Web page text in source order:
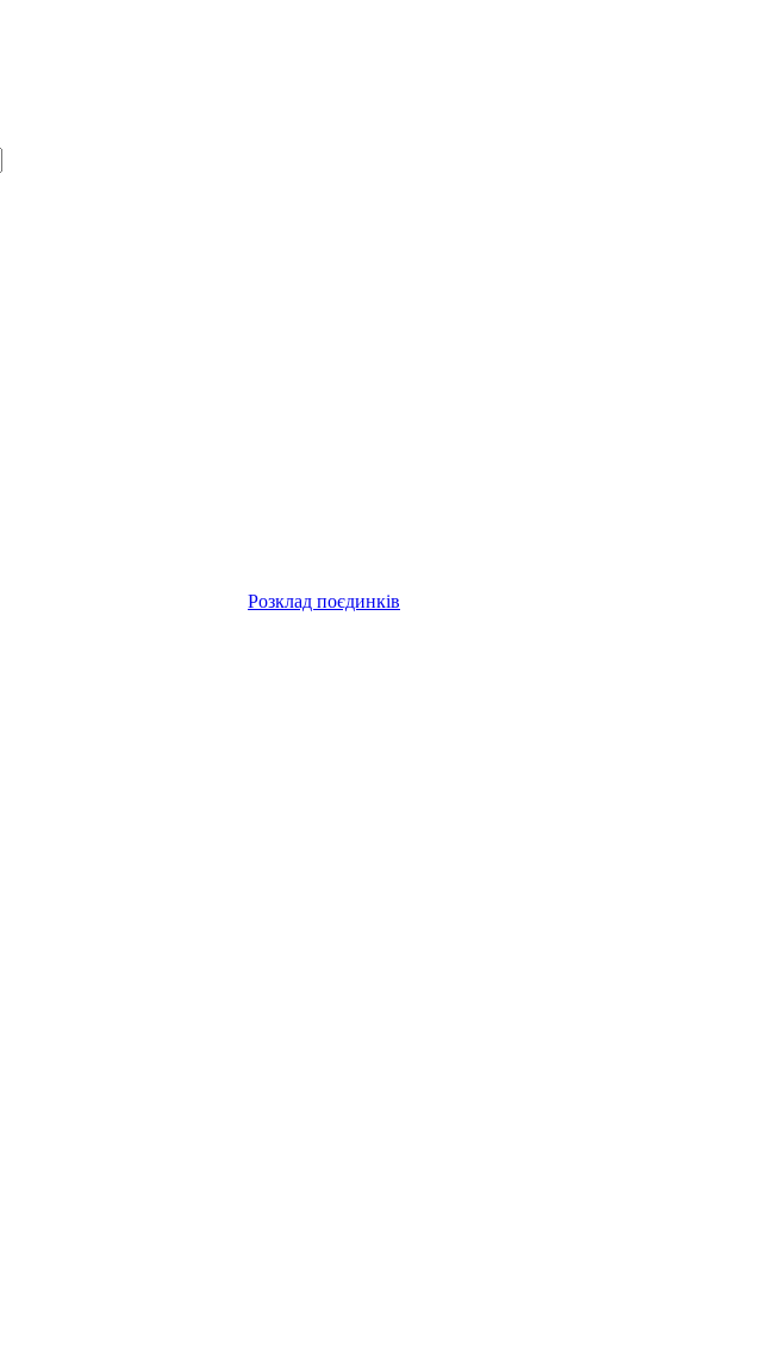
Розклад поєдинків